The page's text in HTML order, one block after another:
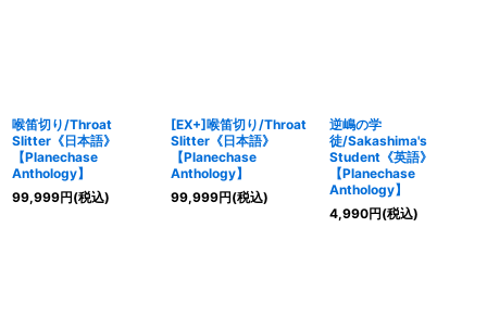
喉笛切り/Throat
Slitter《日本語》
【Planechase
Anthology】
99,999円(税込)
[EX+]喉笛切り/Throat
Slitter《日本語》
【Planechase
Anthology】
99,999円(税込)
逆嶋の学
徒/Sakashima's
Student《英語》
【Planechase
Anthology】
4,990円(税込)